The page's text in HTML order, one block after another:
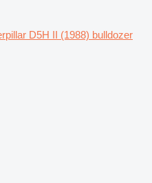
D5H II (1988) bulldozer